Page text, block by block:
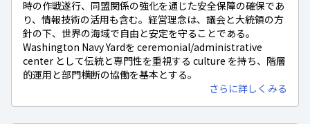
時の作戦遂行、同盟関係の強化を通じた安全保障の確保であ
り、情報技術の活用も含む。経営理念は、議会と大統領の方
針の下、世界の海域で自由と安定を守ることである。
Washington Navy Yardを ceremonial/administrative
center として伝統と専門性を重視する culture を持ち、階層
的運用と部門横断の協働を基本とする。
さらに詳しくみる